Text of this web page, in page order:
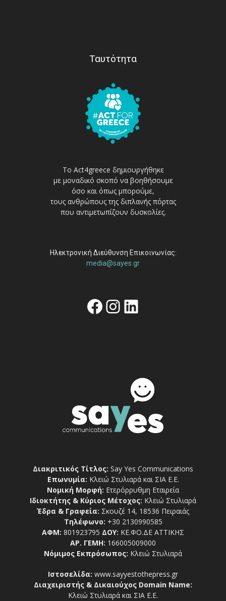
Ταυτότητα
Το Act4greece δημιουργήθηκε
με μοναδικό σκοπό να βοηθήσουμε
όσο και όπως μπορούμε,
τους ανθρώπους της διπλανής πόρτας
που αντιμετωπίζουν δυσκολίες.
Ηλεκτρονική Διεύθυνση Επικοινωνίας:
media@sayes.gr
Facebook
Instagram
Linkedin
Διακριτικός Τίτλος: Say Yes Communications
Επωνυμία: Κλειώ Στυλιαρά και ΣΙΑ Ε.Ε.
Νομική Μορφή: Ετερόρρυθμη Εταιρεία
Ιδιοκτήτης & Κύριος Μέτοχος: Κλειώ Στυλιαρά
Έδρα & Γραφεία: Σκουζέ 14, 18536 Πειραιάς
Τηλέφωνο: +30 2130990585
ΑΦΜ: 801923795 ΔΟΥ: ΚΕ.ΦΟ.ΔΕ ΑΤΤΙΚΗΣ
ΑΡ. ΓΕΜΗ: 166005009000
Νόμιμος Εκπρόσωπος: Κλειώ Στυλιαρά
Ιστοσελίδα: www.sayyestothepress.gr
Διαχειριστής & Δικαιούχος Domain Name:
Κλειώ Στυλιαρά και ΣΙΑ Ε.Ε.